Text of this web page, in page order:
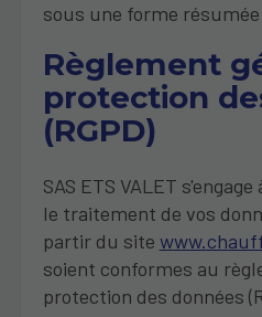
sous une forme
Règlement
protection
(RGPD)
SAS ETS VALET
le traitement de vos
partir du site
soient conformes au
protection des données